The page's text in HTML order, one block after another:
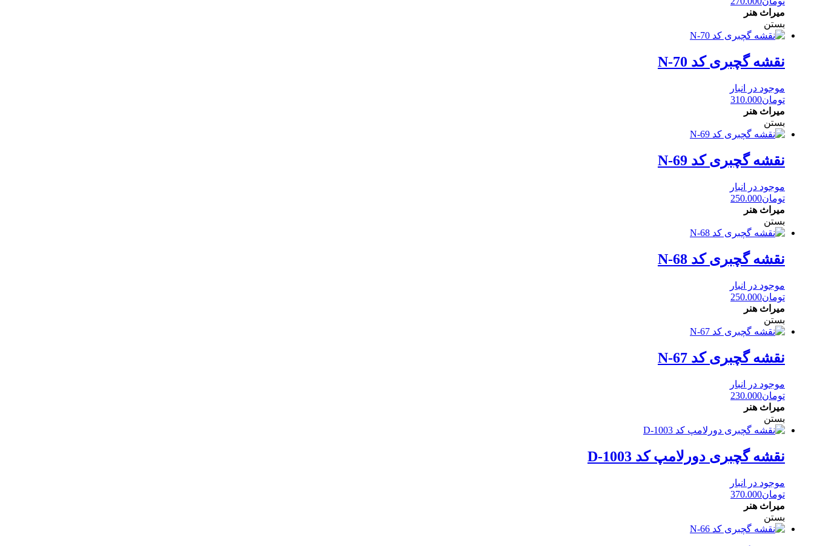
میراث هنر
بستن
نقشه گچبری کد N-70
موجود در انبار
تومان310.000
میراث هنر
بستن
نقشه گچبری کد N-69
موجود در انبار
تومان250.000
میراث هنر
بستن
نقشه گچبری کد N-68
موجود در انبار
تومان250.000
میراث هنر
بستن
نقشه گچبری کد N-67
موجود در انبار
تومان230.000
میراث هنر
بستن
نقشه گچبری دورلامپ کد D-1003
موجود در انبار
تومان370.000
میراث هنر
بستن